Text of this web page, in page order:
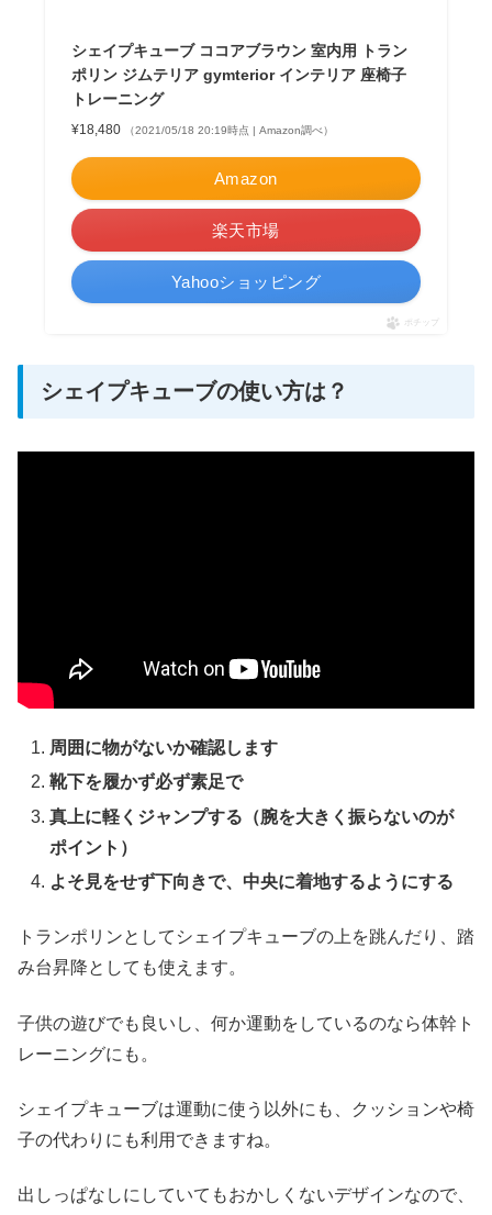
シェイプキューブ ココアブラウン 室内用 トラン
ポリン ジムテリア gymterior インテリア 座椅子
トレーニング
¥18,480 （2021/05/18 20:19時点 | Amazon調べ）
Amazon
楽天市場
Yahooショッピング
ポチップ
シェイプキューブの使い方は？
周囲に物がないか確認します
靴下を履かず必ず素足で
真上に軽くジャンプする（腕を大きく振らないのが
ポイント）
よそ見をせず下向きで、中央に着地するようにする
トランポリンとしてシェイプキューブの上を跳んだり、踏
み台昇降としても使えます。
子供の遊びでも良いし、何か運動をしているのなら体幹ト
レーニングにも。
シェイプキューブは運動に使う以外にも、クッションや椅
子の代わりにも利用できますね。
出しっぱなしにしていてもおかしくないデザインなので、